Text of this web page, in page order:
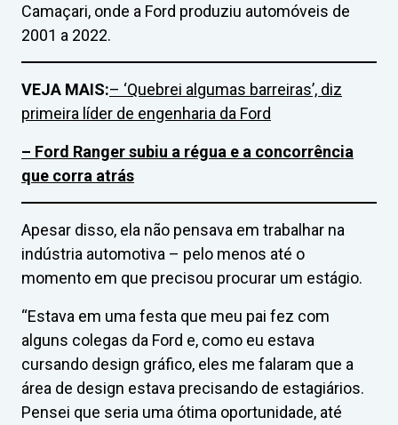
Camaçari, onde a Ford produziu automóveis de
2001 a 2022.
VEJA MAIS:– ‘Quebrei algumas barreiras’, diz
primeira líder de engenharia da Ford
– Ford Ranger subiu a régua e a concorrência
que corra atrás
Apesar disso, ela não pensava em trabalhar na
indústria automotiva – pelo menos até o
momento em que precisou procurar um estágio.
“Estava em uma festa que meu pai fez com
alguns colegas da Ford e, como eu estava
cursando design gráfico, eles me falaram que a
área de design estava precisando de estagiários.
Pensei que seria uma ótima oportunidade, até